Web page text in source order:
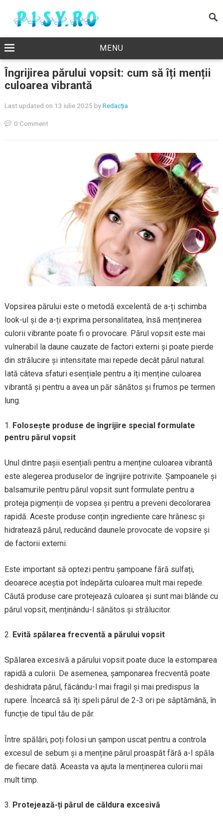
MENU
Îngrijirea părului vopsit: cum să îți menții
culoarea vibrantă
Last updated on 13 iulie 2025 byRedacția
0 Comment
Vopsirea părului este o metodă excelentă de a-ți schimba
look-ul și de a-ți exprima personalitatea, însă menținerea
culorii vibrante poate fi o provocare. Părul vopsit este mai
vulnerabil la daune cauzate de factori externi și poate pierde
din strălucire și intensitate mai repede decât părul natural.
Iată câteva sfaturi esențiale pentru a îți menține culoarea
vibrantă și pentru a avea un păr sănătos și frumos pe termen
lung.
Folosește produse de îngrijire special formulate
pentru părul vopsit
Unul dintre pașii esențiali pentru a menține culoarea vibrantă
este alegerea produselor de îngrijire potrivite. Șampoanele și
balsamurile pentru părul vopsit sunt formulate pentru a
proteja pigmenții de vopsea și pentru a preveni decolorarea
rapidă. Aceste produse conțin ingrediente care hrănesc și
hidratează părul, reducând daunele provocate de vopsire și
de factorii externi.
Este important să optezi pentru șampoane fără sulfați,
deoarece aceștia pot îndepărta culoarea mult mai repede.
Căută produse care protejează culoarea și sunt mai blânde cu
părul vopsit, menținându-l sănătos și strălucitor.
Evită spălarea frecventă a părului vopsit
Spălarea excesivă a părului vopsit poate duce la estomparea
rapidă a culorii. De asemenea, șamponarea frecventă poate
deshidrata părul, făcându-l mai fragil și mai predispus la
rupere. Încearcă să îți speli părul de 2-3 ori pe săptămână, în
funcție de tipul tău de păr.
Între spălări, poți folosi un șampon uscat pentru a controla
excesul de sebum și a menține părul proaspăt fără a-l spăla
de fiecare dată. Aceasta va ajuta la menținerea culorii mai
mult timp.
Protejează-ți părul de căldura excesivă